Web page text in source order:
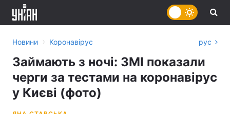
Новини › Коронавірус рус
Займають з ночі: ЗМІ показали
черги за тестами на коронавірус
у Києві (фото)